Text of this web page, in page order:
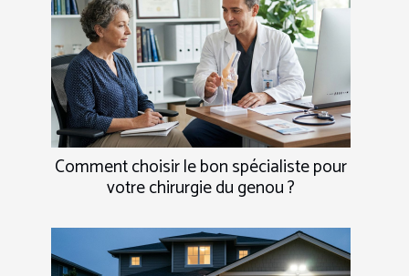
Comment choisir le bon spécialiste pour
votre chirurgie du genou ?